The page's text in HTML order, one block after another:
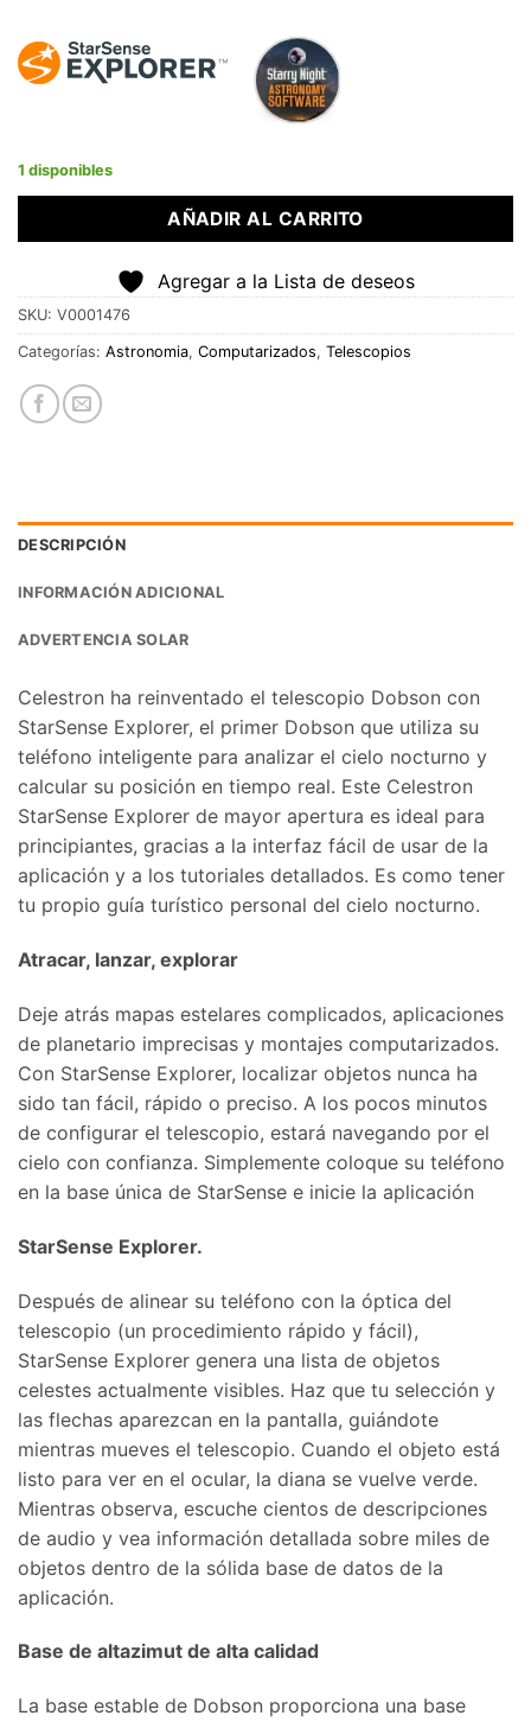
1 disponibles
AÑADIR AL CARRITO
Agregar a la Lista de deseos
SKU: V0001476
Categorías: Astronomia, Computarizados, Telescopios
DESCRIPCIÓN
INFORMACIÓN ADICIONAL
ADVERTENCIA SOLAR
Celestron ha reinventado el telescopio Dobson con
StarSense Explorer, el primer Dobson que utiliza su
teléfono inteligente para analizar el cielo nocturno y
calcular su posición en tiempo real. Este Celestron
StarSense Explorer de mayor apertura es ideal para
principiantes, gracias a la interfaz fácil de usar de la
aplicación y a los tutoriales detallados. Es como tener
tu propio guía turístico personal del cielo nocturno.
Atracar, lanzar, explorar
Deje atrás mapas estelares complicados, aplicaciones
de planetario imprecisas y montajes computarizados.
Con StarSense Explorer, localizar objetos nunca ha
sido tan fácil, rápido o preciso. A los pocos minutos
de configurar el telescopio, estará navegando por el
cielo con confianza. Simplemente coloque su teléfono
en la base única de StarSense e inicie la aplicación
StarSense Explorer.
Después de alinear su teléfono con la óptica del
telescopio (un procedimiento rápido y fácil),
StarSense Explorer genera una lista de objetos
celestes actualmente visibles. Haz que tu selección y
las flechas aparezcan en la pantalla, guiándote
mientras mueves el telescopio. Cuando el objeto está
listo para ver en el ocular, la diana se vuelve verde.
Mientras observa, escuche cientos de descripciones
de audio y vea información detallada sobre miles de
objetos dentro de la sólida base de datos de la
aplicación.
Base de altazimut de alta calidad
La base estable de Dobson proporciona una base